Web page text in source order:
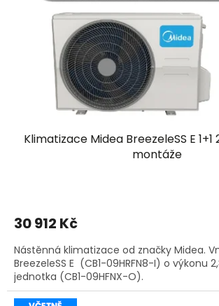
Klimatizace Midea BreezeleSS E
montáže
30 912 Kč
Nástěnná klimatizace od značky Midea.
BreezeleSS E (CB1-09HRFN8-I) o výkonu
jednotka (CB1-09HFNX-O).